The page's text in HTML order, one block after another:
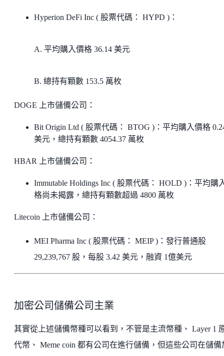
Hyperion DeFi Inc ( 股票代碼： HYPD )：
A. 平均購入價格 36.14 美元
B. 總持有顆數 153.5 萬枚
DOGE 上市儲備公司：
Bit Origin Ltd ( 股票代碼： BTOG )：平均購入價格
美元，總持有顆數 4054.37 萬枚
HBAR 上市儲備公司：
Immutable Holdings Inc ( 股票代碼： HOLD )：平均購
格尚未揭露，總持有顆數超過 4800 萬枚
Litecoin 上市儲備公司：
MEI Pharma Inc ( 股票代碼： MEIP )：發行普通股
29,239,767 股，每股 3.42 美元，融資 1億美元
加密公司儲備公司主業
其實從上述儲備幣種可以看到，不管是主流幣種、 Layer 1
代幣、 Meme coin 都有公司在進行儲備，但這些公司在儲備